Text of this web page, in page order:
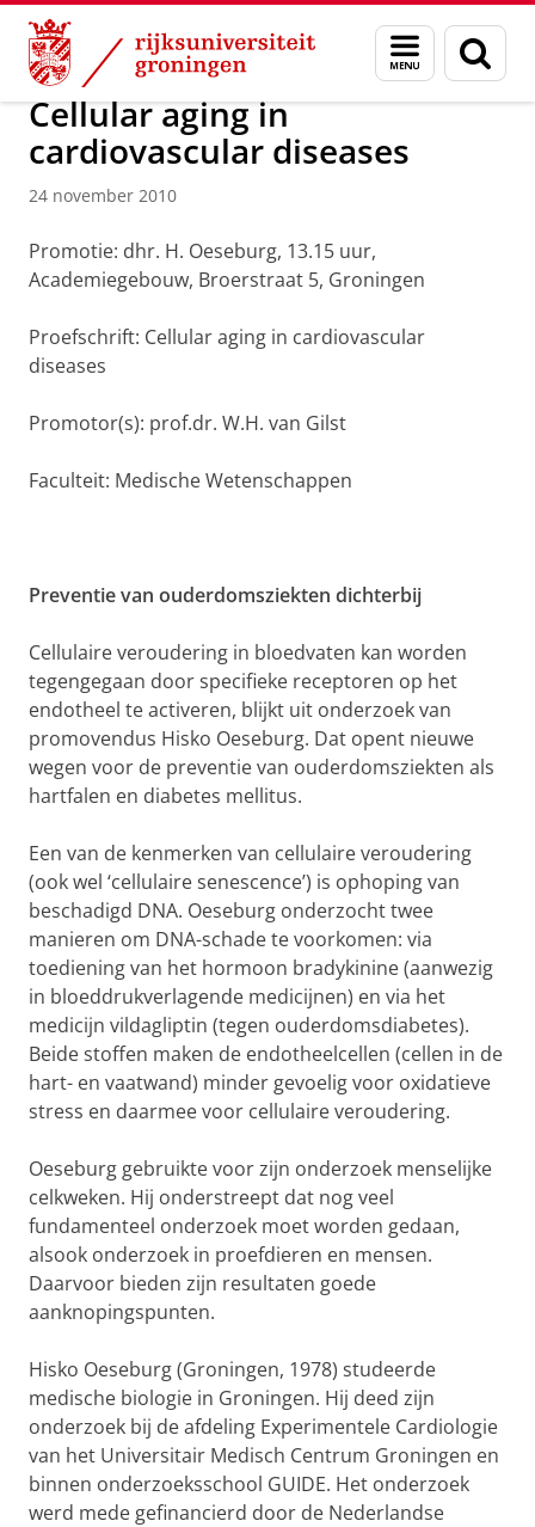
Skip
Content
Skip
Navigation
Menu
en
zoeken
Over ons Actueel Nieuws Nieuwsberichten
Cellular aging in
cardiovascular diseases
24 november 2010
Promotie: dhr. H. Oeseburg, 13.15 uur,
Academiegebouw, Broerstraat 5, Groningen
Proefschrift: Cellular aging in cardiovascular
diseases
Promotor(s): prof.dr. W.H. van Gilst
Faculteit: Medische Wetenschappen
Preventie van ouderdomsziekten dichterbij
Cellulaire veroudering in bloedvaten kan worden
tegengegaan door specifieke receptoren op het
endotheel te activeren, blijkt uit onderzoek van
promovendus Hisko Oeseburg. Dat opent nieuwe
wegen voor de preventie van ouderdomsziekten als
hartfalen en diabetes mellitus.
Een van de kenmerken van cellulaire veroudering
(ook wel ‘cellulaire senescence’) is ophoping van
beschadigd DNA. Oeseburg onderzocht twee
manieren om DNA-schade te voorkomen: via
toediening van het hormoon bradykinine (aanwezig
in bloeddrukverlagende medicijnen) en via het
medicijn vildagliptin (tegen ouderdomsdiabetes).
Beide stoffen maken de endotheelcellen (cellen in de
hart- en vaatwand) minder gevoelig voor oxidatieve
stress en daarmee voor cellulaire veroudering.
Oeseburg gebruikte voor zijn onderzoek menselijke
celkweken. Hij onderstreept dat nog veel
fundamenteel onderzoek moet worden gedaan,
alsook onderzoek in proefdieren en mensen.
Daarvoor bieden zijn resultaten goede
aanknopingspunten.
Hisko Oeseburg (Groningen, 1978) studeerde
medische biologie in Groningen. Hij deed zijn
onderzoek bij de afdeling Experimentele Cardiologie
van het Universitair Medisch Centrum Groningen en
binnen onderzoeksschool GUIDE. Het onderzoek
werd mede gefinancierd door de Nederlandse